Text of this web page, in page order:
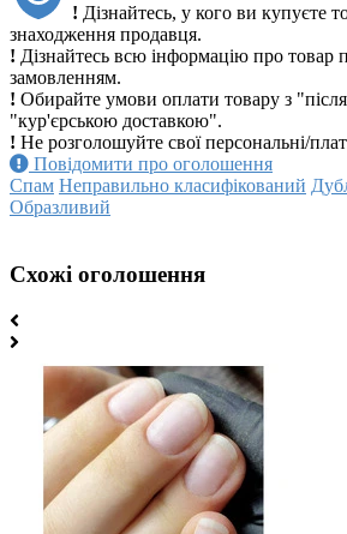
! Дізнайтесь, у кого ви купуєте
знаходження продавця.
! Дізнайтесь всю інформацію про товар
замовленням.
! Обирайте умови оплати товару з
"кур'єрською доставкою".
! Не розголошуйте свої персональні/
Повідомити про оголошення
Спам Неправильно класифікований
Образливий
Схожі оголошення